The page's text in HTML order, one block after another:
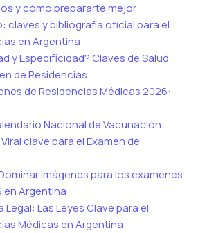
y cómo prepararte mejor
claves y bibliografía oficial para el
en Argentina
y Especificidad? Claves de Salud
de Residencias
de Residencias Médicas 2026:
Nacional de Vacunación:
clave para el Examen de
Imágenes para los examenes
en Argentina
Legal: Las Leyes Clave para el
Médicas en Argentina